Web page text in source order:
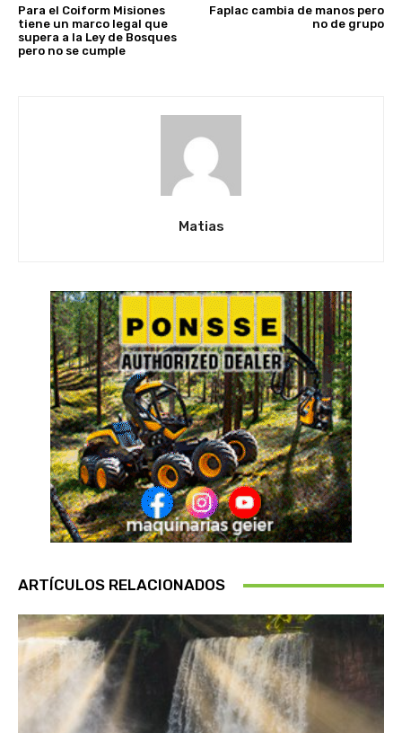
Para el Coiform Misiones
tiene un marco legal que
supera a la Ley de Bosques
pero no se cumple
Faplac cambia de manos pero
no de grupo
Matias
ARTÍCULOS RELACIONADOS